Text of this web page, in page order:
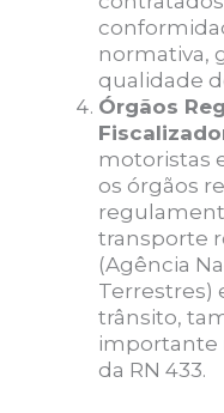
normativa,
qualidade
Órgãos
motoristas
os órgãos
transporte
(Agência
Terrestres)
trânsito,
importante
da RN 433.